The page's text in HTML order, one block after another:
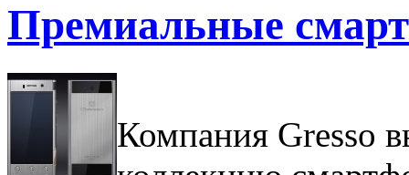
Премиальные
Компания Gresso